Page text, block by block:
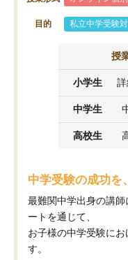
目的 私立中学受験
授
小学生
中学生
高校生
中学受験の成功を
最難関中学出身の講
ートを通じて、
お子様の中学受験に
す。